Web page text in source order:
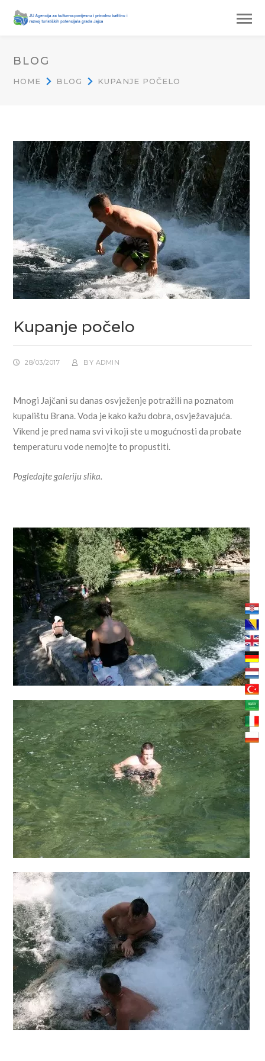
BLOG
HOME BLOG KUPANJE POČELO
Kupanje počelo
28/03/2017 BY ADMIN
Mnogi Jajčani su danas osvježenje potražili na poznatom
kupalištu Brana. Voda je kako kažu dobra, osvježavajuća.
Vikend je pred nama svi vi koji ste u mogućnosti da probate
temperaturu vode nemojte to propustiti.
Pogledajte galeriju slika.